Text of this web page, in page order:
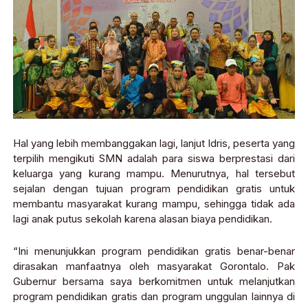
Hal yang lebih membanggakan lagi, lanjut Idris, peserta yang
terpilih mengikuti SMN adalah para siswa berprestasi dari
keluarga yang kurang mampu. Menurutnya, hal tersebut
sejalan dengan tujuan program pendidikan gratis untuk
membantu masyarakat kurang mampu, sehingga tidak ada
lagi anak putus sekolah karena alasan biaya pendidikan.
“Ini menunjukkan program pendidikan gratis benar-benar
dirasakan manfaatnya oleh masyarakat Gorontalo. Pak
Gubernur bersama saya berkomitmen untuk melanjutkan
program pendidikan gratis dan program unggulan lainnya di